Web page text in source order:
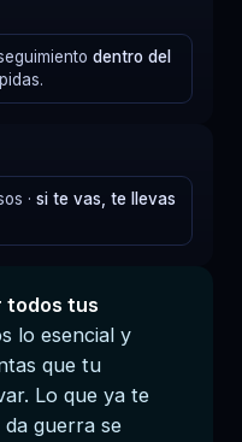
dentro del
· si te vas, te llevas
todos tus
lo esencial y
que tu
Lo que ya te
guerra se